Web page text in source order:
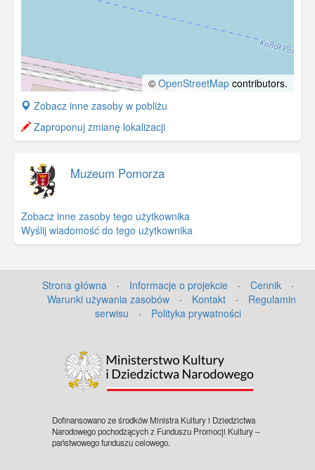
© OpenStreetMap contributors.
+
−
Zobacz inne zasoby w pobliżu
Zaproponuj zmianę lokalizacji
Muzeum Pomorza
Zobacz inne zasoby tego użytkownika
Wyślij wiadomość do tego użytkownika
Strona główna · Informacje o projekcie · Cennik
·
Warunki używania zasobów
· Kontakt ·
Regulamin
serwisu
· Polityka prywatności
Dofinansowano ze środków Ministra Kultury i Dziedzictwa
Narodowego pochodzących z Funduszu Promocji Kultury –
państwowego funduszu celowego.